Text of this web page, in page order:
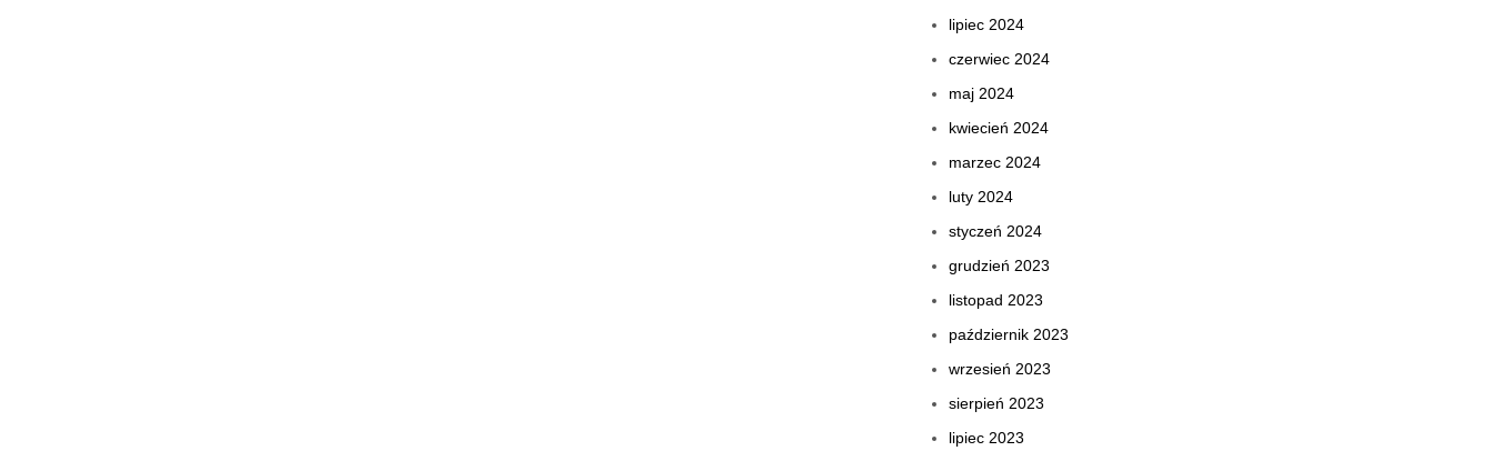
lipiec 2024
czerwiec 2024
maj 2024
kwiecień 2024
marzec 2024
luty 2024
styczeń 2024
grudzień 2023
listopad 2023
październik 2023
wrzesień 2023
sierpień 2023
lipiec 2023